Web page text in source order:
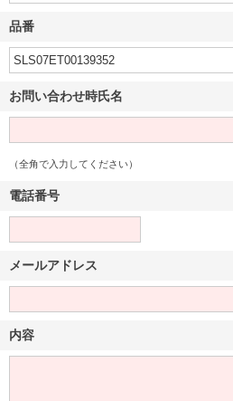
品番
お問い合わせ時氏名
（全角で入力してください）
電話番号
メールアドレス
内容